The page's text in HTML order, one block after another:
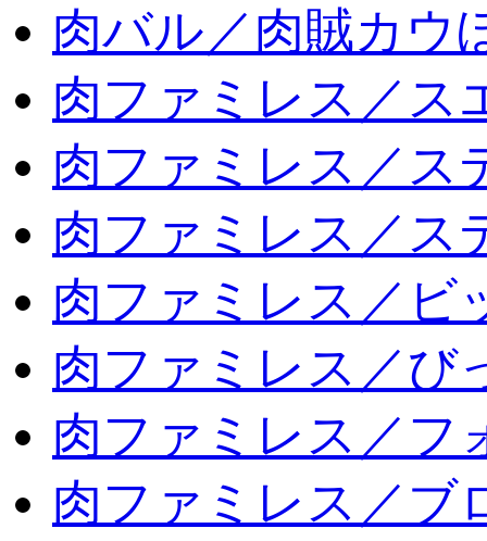
肉バル／肉賊カウ
肉ファミレス／ス
肉ファミレス／ス
肉ファミレス／ス
肉ファミレス／ビ
肉ファミレス／び
肉ファミレス／フ
肉ファミレス／ブ